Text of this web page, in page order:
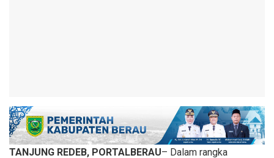
TANJUNG REDEB, PORTALBERAU– Dalam rangka